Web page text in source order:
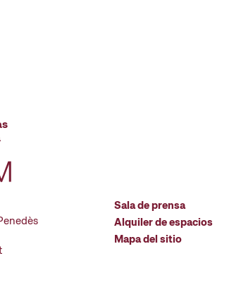
Sala de prensa
Alquiler de espacios
Mapa del sitio